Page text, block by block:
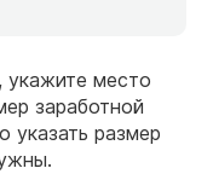
укажите место
заработной
указать размер